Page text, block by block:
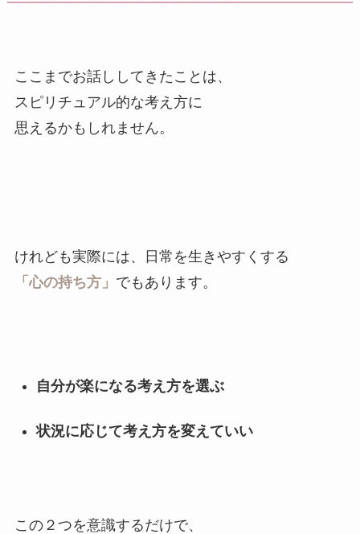
ここまでお話ししてきたことは、
スピリチュアル的な考え方に
思えるかもしれません。
けれども実際には、日常を生きやすくする
「心の持ち方」 でもあります。
自分が楽になる考え方を選ぶ
状況に応じて考え方を変えていい
この２つを意識するだけで、